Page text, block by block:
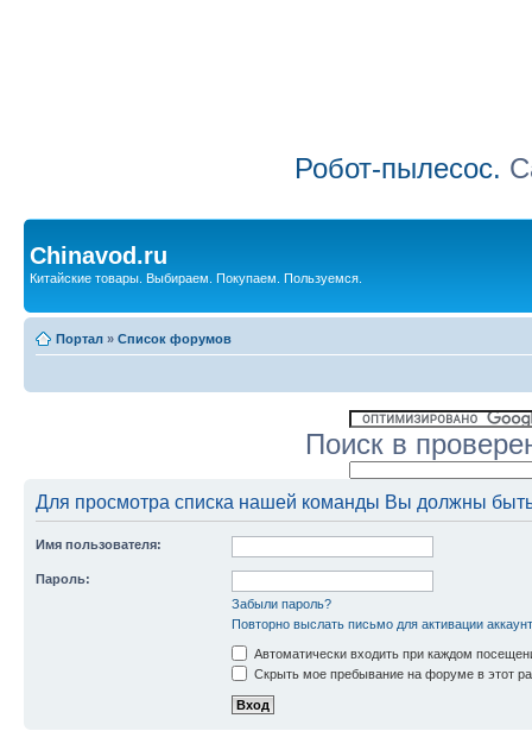
Робот-пылесос.
Chinavod.ru
Китайские товары. Выбираем. Покупаем. Пользуемся.
Портал » Список форумов
Поиск в
Для просмотра списка нашей команды Вы должны
Имя пользователя:
Пароль:
Забыли пароль?
Повторно выслать письмо для активации
Автоматически входить при каждом
Скрыть мое пребывание на форуме в этот